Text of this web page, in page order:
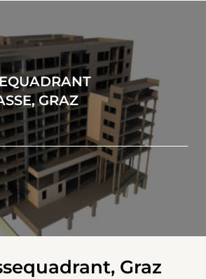
GRAZ
Graz